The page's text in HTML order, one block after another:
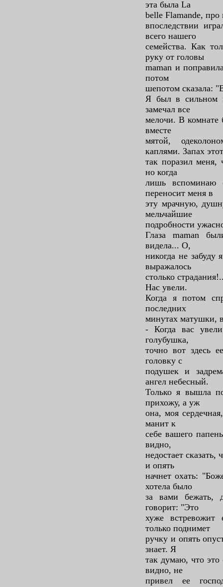
эта была La
belle Flamande, про
впоследствии
всего нашего
семейства. Как
руку от головы
maman и
потом
шепотом сказала:
Я был в сильном
замечал все
мелочи. В комнате
вместе
мятой,
каплями. Запах этот
так поразил меня,
но когда
лишь вспоминаю
переносит меня в
эту мрачную,
мельчайшие
подробности
Глаза maman
видела... О,
никогда не забуду
выражалось
столько
Нас увели.
Когда я потом
последних
минутах матушки,
- Когда вас
голубушка,
точно вот здесь
головку с
подушек и
ангел небесный.
Только я вышла
прихожу, а уж
она, моя
манит к
себе вашего
видно,
недостает сказать,
и опять
начнет охать:
хотела было
за вами бежать,
говорит: "Это
хуже
только поднимет
ручку и опять
знает. Я
так думаю, что это
видно, не
привел ее